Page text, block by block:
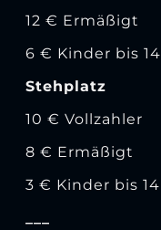
12 € Ermäßigt
6 € Kinder bis 14
Stehplatz
10 € Vollzahler
8 € Ermäßigt
3 € Kinder bis 14